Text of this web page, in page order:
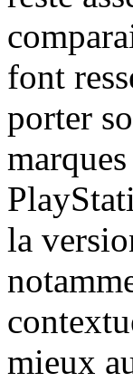
font
porter
la
mieux